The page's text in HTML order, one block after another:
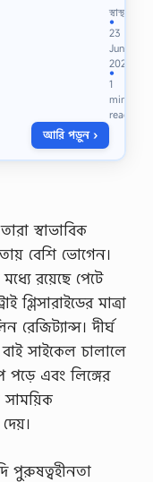
স
রি
ফ্রি
জ
থে
কে
ঠা
ন্ডা
ক্ষে
মা
দে
র
বে
র
স্বাস্থ্য
●
23
Jun
2024
●
1
min
read
আরি পড়ুন ›
স্বাভাবিক
বেশি ভোগেন।
রয়েছে পেটে
গ্লিসারাইডের মাত্রা
রেজিট্যান্স। দীর্ঘ
সাইকেল চালালে
পড়ে এবং লিঙ্গের
পুরুষত্বহীনতা